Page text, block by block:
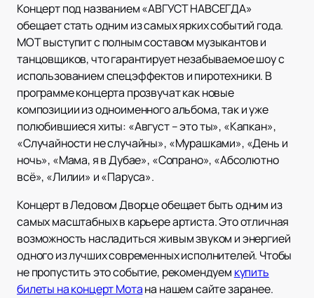
Концерт под названием «АВГУСТ НАВСЕГДА»
обещает стать одним из самых ярких событий года.
МОТ выступит с полным составом музыкантов и
танцовщиков, что гарантирует незабываемое шоу с
использованием спецэффектов и пиротехники. В
программе концерта прозвучат как новые
композиции из одноименного альбома, так и уже
полюбившиеся хиты: «Август – это ты», «Капкан»,
«Случайности не случайны», «Мурашками», «День и
ночь», «Мама, я в Дубае», «Сопрано», «Абсолютно
всё», «Лилии» и «Паруса».
Концерт в Ледовом Дворце обещает быть одним из
самых масштабных в карьере артиста. Это отличная
возможность насладиться живым звуком и энергией
одного из лучших современных исполнителей. Чтобы
не пропустить это событие, рекомендуем купить
билеты на концерт Мотана нашем сайте заранее.